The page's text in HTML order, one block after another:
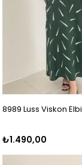
8989 Luss Viskon
₺1.490,00